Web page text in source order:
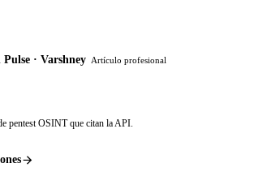
· Varshney Artículo profesional
pentest OSINT que citan la API.